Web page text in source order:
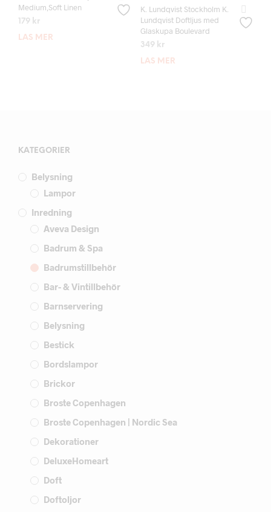
Medium,Soft Linen
179 kr
LÄS MER
K. Lundqvist Stockholm K.
Lundqvist Doftljus med
Glaskupa Boulevard
349 kr
LÄS MER
KATEGORIER
Belysning
Lampor
Inredning
Aveva Design
Badrum & Spa
Badrumstillbehör
Bar- & Vintillbehör
Barnservering
Belysning
Bestick
Bordslampor
Brickor
Broste Copenhagen
Broste Copenhagen | Nordic Sea
Dekorationer
DeluxeHomeart
Doft
Doftoljor